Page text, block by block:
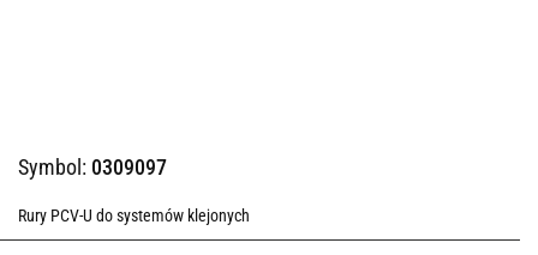
Symbol: 0309097
Rury PCV-U do systemów klejonych